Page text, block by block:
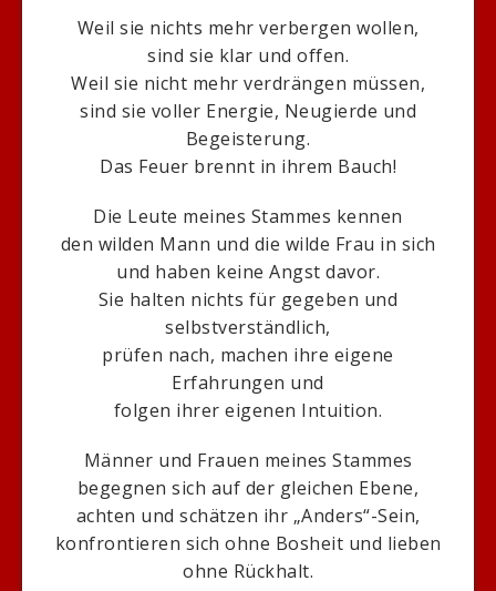
Weil sie nichts mehr verbergen wollen,
sind sie klar und offen.
Weil sie nicht mehr verdrängen müssen,
sind sie voller Energie, Neugierde und
Begeisterung.
Das Feuer brennt in ihrem Bauch!
Die Leute meines Stammes kennen
den wilden Mann und die wilde Frau in sich
und haben keine Angst davor.
Sie halten nichts für gegeben und
selbstverständlich,
prüfen nach, machen ihre eigene
Erfahrungen und
folgen ihrer eigenen Intuition.
Männer und Frauen meines Stammes
begegnen sich auf der gleichen Ebene,
achten und schätzen ihr „Anders“-Sein,
konfrontieren sich ohne Bosheit und lieben
ohne Rückhalt.